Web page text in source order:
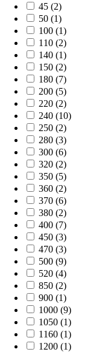
45 (2)
50 (1)
100 (1)
110 (2)
140 (1)
150 (2)
180 (7)
200 (5)
220 (2)
240 (10)
250 (2)
280 (3)
300 (6)
320 (2)
350 (5)
360 (2)
370 (6)
380 (2)
400 (7)
450 (3)
470 (3)
500 (9)
520 (4)
850 (2)
900 (1)
1000 (9)
1050 (1)
1160 (1)
1200 (1)